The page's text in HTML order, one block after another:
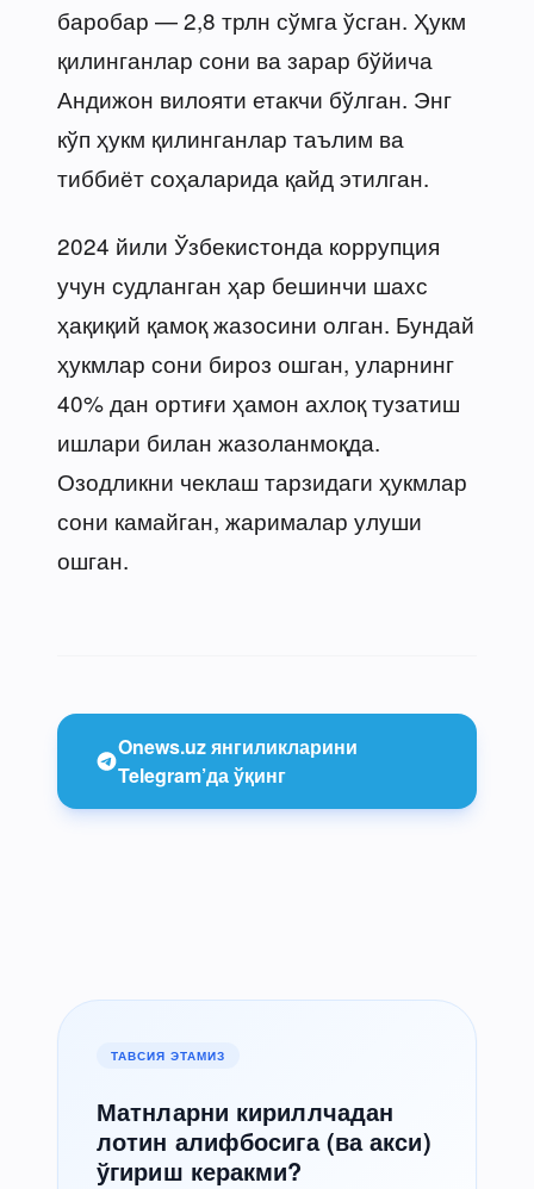
баробар — 2,8 трлн сўмга ўсган. Ҳукм
қилинганлар сони ва зарар бўйича
Андижон вилояти етакчи бўлган. Энг
кўп ҳукм қилинганлар таълим ва
тиббиёт соҳаларида қайд этилган.
2024 йили Ўзбекистонда коррупция
учун судланган ҳар бешинчи шахс
ҳақиқий қамоқ жазосини олган. Бундай
ҳукмлар сони бироз ошган, уларнинг
40% дан ортиғи ҳамон ахлоқ тузатиш
ишлари билан жазоланмоқда.
Озодликни чеклаш тарзидаги ҳукмлар
сони камайган, жарималар улуши
ошган.
Onews.uz янгиликларини
Telegram’да ўқинг
ТАВСИЯ ЭТАМИЗ
Матнларни кириллчадан
лотин алифбосига (ва акси)
ўгириш керакми?